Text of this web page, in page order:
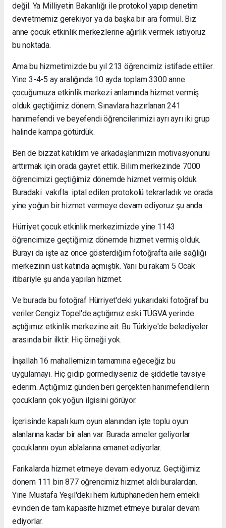
değil. Ya Milliyetin Bakanlığı ile protokol yapıp denetim
devretmemiz gerekiyor ya da başka bir ara formül. Biz
anne çocuk etkinlik merkezlerine ağırlık vermek istiyoruz
bu noktada.
Ama bu hizmetimizde bu yıl 213 öğrencimiz istifade ettiler.
Yine 3-4-5 ay aralığında 10 ayda toplam 3300 anne
çocuğumuza etkinlik merkezi anlamında hizmet vermiş
olduk geçtiğimiz dönem. Sınavlara hazırlanan 241
hanımefendi ve beyefendi öğrencilerimizi ayrı ayrı iki grup
halinde kampa götürdük.
Ben de bizzat katıldım ve arkadaşlarımızın motivasyonunu
arttırmak için orada gayret ettik. Bilim merkezinde 7000
öğrencimizi geçtiğimiz dönemde hizmet vermiş olduk.
Buradaki vakıfla iptal edilen protokolü tekrarladık ve orada
yine yoğun bir hizmet vermeye devam ediyoruz şu anda.
Hürriyet çocuk etkinlik merkezimizde yine 1143
öğrencimize geçtiğimiz dönemde hizmet vermiş olduk.
Burayı da işte az önce gösterdiğim fotoğrafta aile sağlığı
merkezinin üst katında açmıştık. Yani bu rakam 5 Ocak
itibariyle şu anda yapılan hizmet.
Ve burada bu fotoğraf Hürriyet'deki yukarıdaki fotoğraf bu
veriler Cengiz Topel'de açtığımız eski TÜGVA yerinde
açtığımız etkinlik merkezine ait. Bu Türkiye'de belediyeler
arasında bir ilktir. Hiç örneği yok.
İnşallah 16 mahallemizin tamamına eğeceğiz bu
uygulamayı. Hiç gidip görmediyseniz de şiddetle tavsiye
ederim. Açtığımız günden beri gerçekten hanımefendilerin
çocukların çok yoğun ilgisini görüyor.
İçerisinde kapalı kum oyun alanından işte toplu oyun
alanlarına kadar bir alan var. Burada anneler geliyorlar
çocuklarını oyun ablalarına emanet ediyorlar.
Farikalarda hizmet etmeye devam ediyoruz. Geçtiğimiz
dönem 111 bin 877 öğrencimiz hizmet aldı buralardan.
Yine Mustafa Yeşil'deki hem kütüphaneden hem emekli
evinden de tam kapasite hizmet etmeye buralar devam
ediyorlar.